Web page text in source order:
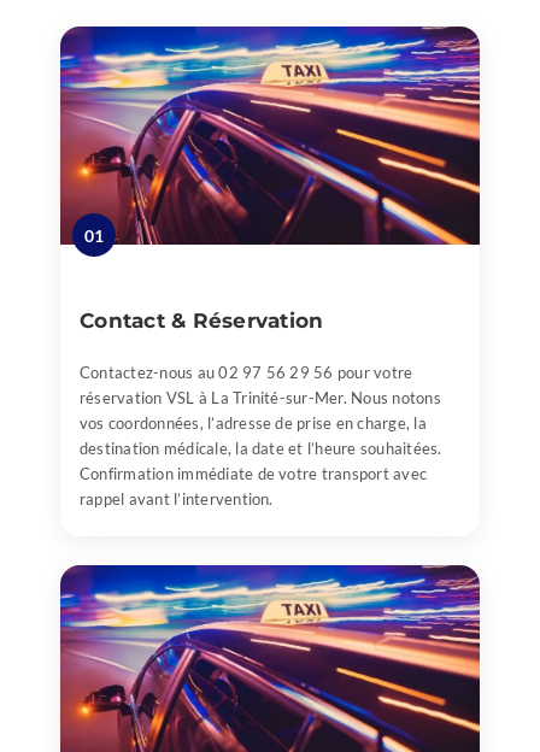
01
Contact & Réservation
Contactez-nous au 02 97 56 29 56 pour votre
réservation VSL à La Trinité-sur-Mer. Nous notons
vos coordonnées, l’adresse de prise en charge, la
destination médicale, la date et l’heure souhaitées.
Confirmation immédiate de votre transport avec
rappel avant l’intervention.